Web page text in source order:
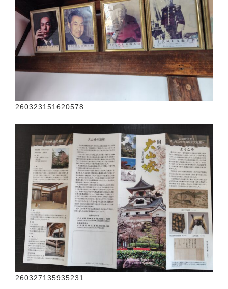
260323151620578
260327135935231